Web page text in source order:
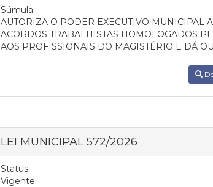
Súmula:
AUTORIZA O PODER EXECUTIVO MUNICIPAL
ACORDOS TRABALHISTAS HOMOLOGADOS
AOS PROFISSIONAIS DO MAGISTÉRIO E DÁ
LEI MUNICIPAL 572/2026
Status:
Vigente